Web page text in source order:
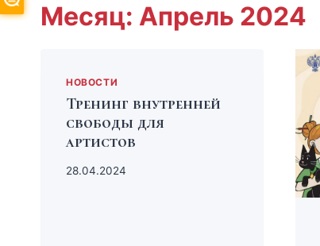
Месяц: Апрель 2024
НОВОСТИ
Тренинг внутренней
свободы для
артистов
28.04.2024